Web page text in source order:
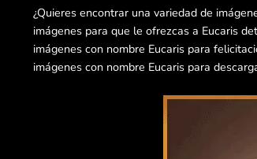
¿Quieres encontrar una variedad de
imágenes para que le ofrezcas a Eucaris
imágenes con nombre Eucaris para
imágenes con nombre Eucaris para